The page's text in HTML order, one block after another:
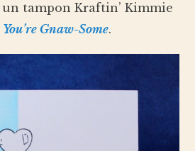
tampon Kraftin’ Kimmie
You’re Gnaw-Some.